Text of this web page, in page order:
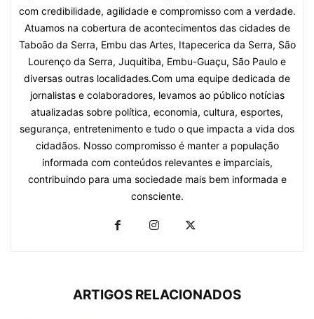
com credibilidade, agilidade e compromisso com a verdade.
Atuamos na cobertura de acontecimentos das cidades de
Taboão da Serra, Embu das Artes, Itapecerica da Serra, São
Lourenço da Serra, Juquitiba, Embu-Guaçu, São Paulo e
diversas outras localidades.Com uma equipe dedicada de
jornalistas e colaboradores, levamos ao público notícias
atualizadas sobre política, economia, cultura, esportes,
segurança, entretenimento e tudo o que impacta a vida dos
cidadãos. Nosso compromisso é manter a população
informada com conteúdos relevantes e imparciais,
contribuindo para uma sociedade mais bem informada e
consciente.
ARTIGOS RELACIONADOS